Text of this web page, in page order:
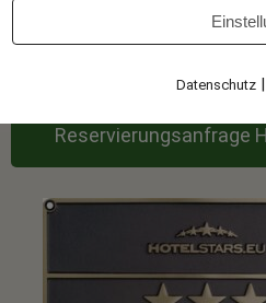
abschließbaren Garage
Reservierungsanfrage
Datenschutz |